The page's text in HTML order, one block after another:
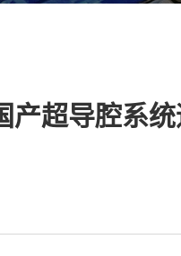
产超导腔系